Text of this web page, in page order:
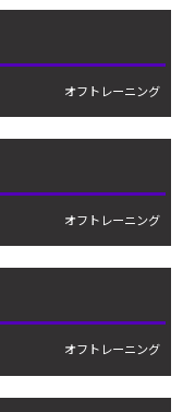
オフトレーニング
オフトレーニング
オフトレーニング